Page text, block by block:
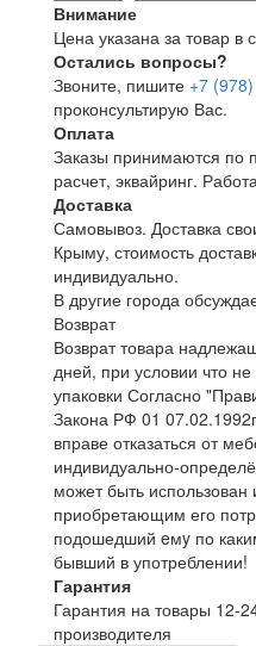
Внимание
Цена указана за товар в
Остались вопросы?
Звоните, пишите +7
проконсультирую Вас.
Оплата
Заказы принимаются по
расчет, эквайринг.
Доставка
Самовывоз. Доставка
Крыму, стоимость
индивидуально.
В другие города
Возврат
Возврат товара
дней, при условии что
упаковки Согласно
Закона РФ 01
вправе отказаться от
индивидуально-
может быть использован
приобретающим его
подошедший eмy по
бывший в употреблении!
Гарантия
Гарантия на товары 12-
производителя